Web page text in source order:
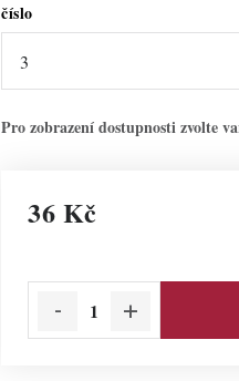
číslo
36 Kč